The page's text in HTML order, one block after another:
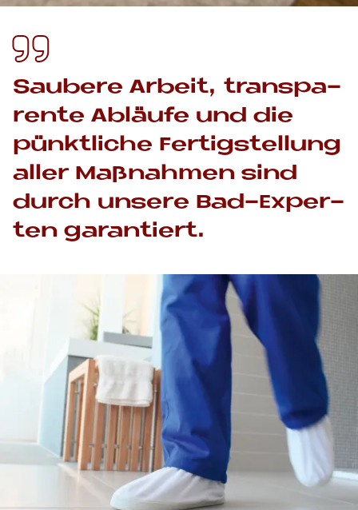
Sau­be­re Ar­beit, trans­pa­
ren­te Ab­läu­fe und die
pünkt­li­che Fer­tig­stel­lung
al­ler Maß­nah­men sind
durch un­se­re Bad-Ex­per­
ten ga­ran­tiert.